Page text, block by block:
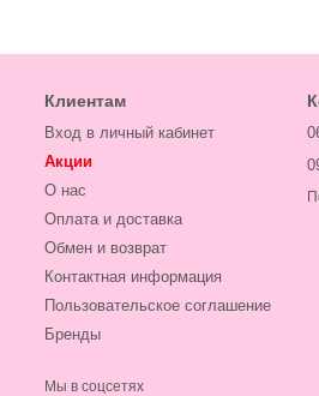
Клиентам
Вход в личный кабинет
Акции
О нас
Оплата и доставка
Обмен и возврат
Контактная информация
Пользовательское соглашение
Бренды
Мы в соцсетях